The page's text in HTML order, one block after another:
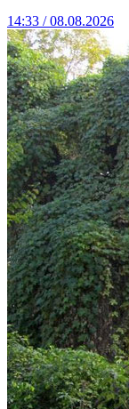
14:33 / 08.08.2026